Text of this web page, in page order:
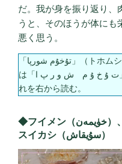
だ。我が身を振り返り、
うと、そのほうが体にも
悪く思う。
「تۇخۇم شورپا」（トホムショルパまたはトゥホムショルパ）
は「ت ۇ خ ۇ م ش و ر پ ا」が「a p r o sh m u x u t」でこ
れを右から読む。
◆フイメン（خۈيمەن）、スユクアシ（سۇيۇق ئاش）、
スイカシ（سۇيقاش）